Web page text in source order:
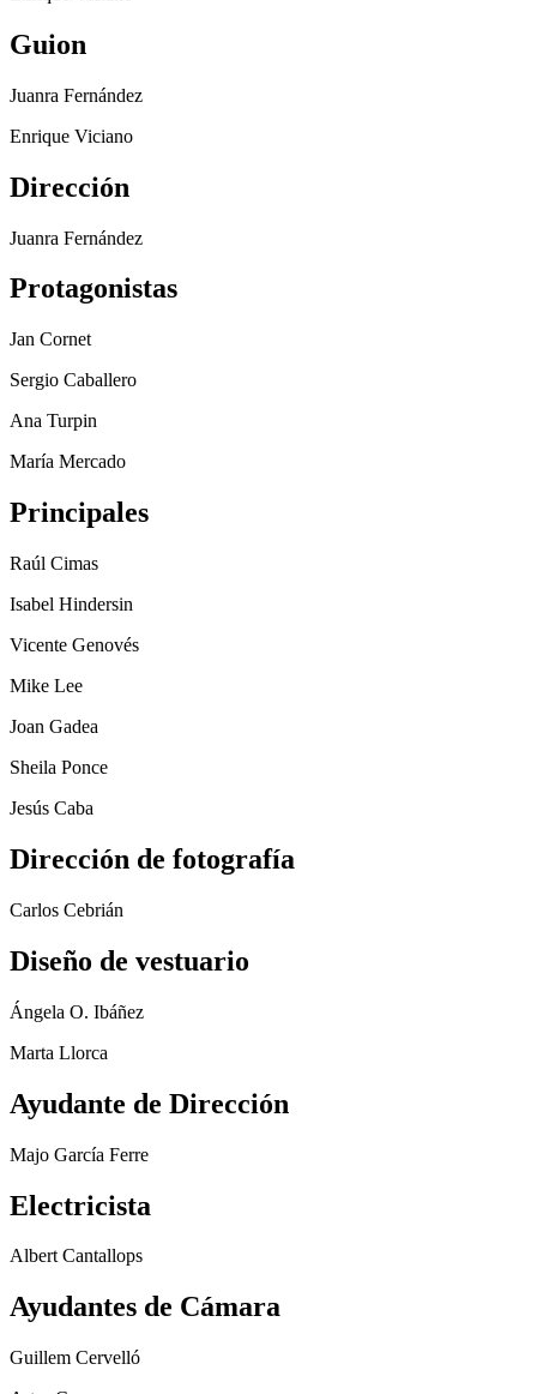
Guion
Juanra Fernández
Enrique Viciano
Dirección
Juanra Fernández
Protagonistas
Jan Cornet
Sergio Caballero
Ana Turpin
María Mercado
Principales
Raúl Cimas
Isabel Hindersin
Vicente Genovés
Mike Lee
Joan Gadea
Sheila Ponce
Jesús Caba
Dirección de fotografía
Carlos Cebrián
Diseño de vestuario
Ángela O. Ibáñez
Marta Llorca
Ayudante de Dirección
Majo García Ferre
Electricista
Albert Cantallops
Ayudantes de Cámara
Guillem Cervelló